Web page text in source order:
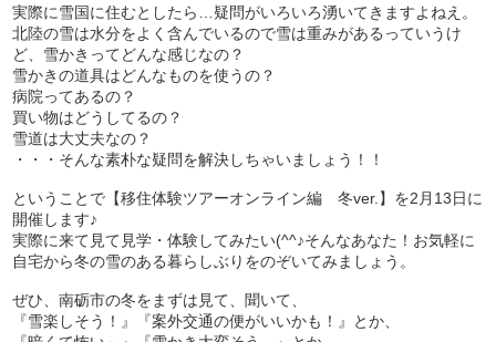
実際に雪国に住むとしたら…疑問がいろいろ湧いてきますよねえ。
北陸の雪は水分をよく含んでいるので雪は重みがあるっていうけ
ど、雪かきってどんな感じなの？
雪かきの道具はどんなものを使うの？
病院ってあるの？
買い物はどうしてるの？
雪道は大丈夫なの？
・・・そんな素朴な疑問を解決しちゃいましょう！！
ということで【移住体験ツアーオンライン編 冬ver.】を2月13日に
開催します♪
実際に来て見て見学・体験してみたい(^^♪そんなあなた！お気軽に
自宅から冬の雪のある暮らしぶりをのぞいてみましょう。
ぜひ、南砺市の冬をまずは見て、聞いて、
『雪楽しそう！』『案外交通の便がいいかも！』とか、